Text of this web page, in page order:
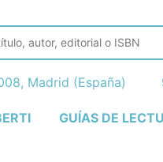
GUÍAS DE
Madrid (España)